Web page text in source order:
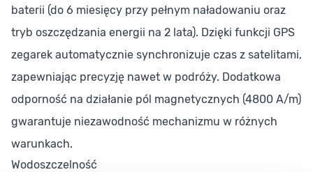
baterii (do 6 miesięcy przy pełnym naładowaniu oraz
tryb oszczędzania energii na 2 lata). Dzięki funkcji GPS
zegarek automatycznie synchronizuje czas z satelitami,
zapewniając precyzję nawet w podróży. Dodatkowa
odporność na działanie pól magnetycznych (4800 A/m)
gwarantuje niezawodność mechanizmu w różnych
warunkach.
Wodoszczelność